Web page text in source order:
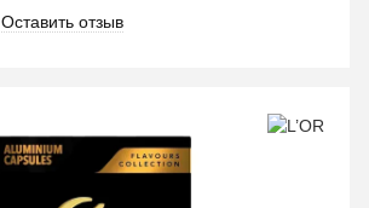
Оставить отзыв